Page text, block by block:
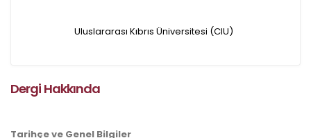
ulaşmadan ödeme yapan
Uluslararası Kıbrıs Üniversitesi (CIU)
Dergi Hakkında
Tarihçe ve Genel Bilgiler